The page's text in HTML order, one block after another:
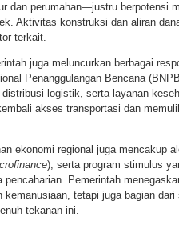
dan perumahan—justru berpotensi
Aktivitas konstruksi dan aliran
terkait.
juga meluncurkan berbagai
Penanggulangan Bencana
logistik, serta layanan
akses transportasi dan
ekonomi regional juga mencakup
), serta program stimulus
Pemerintah
tetapi juga bagian
tekanan ini.